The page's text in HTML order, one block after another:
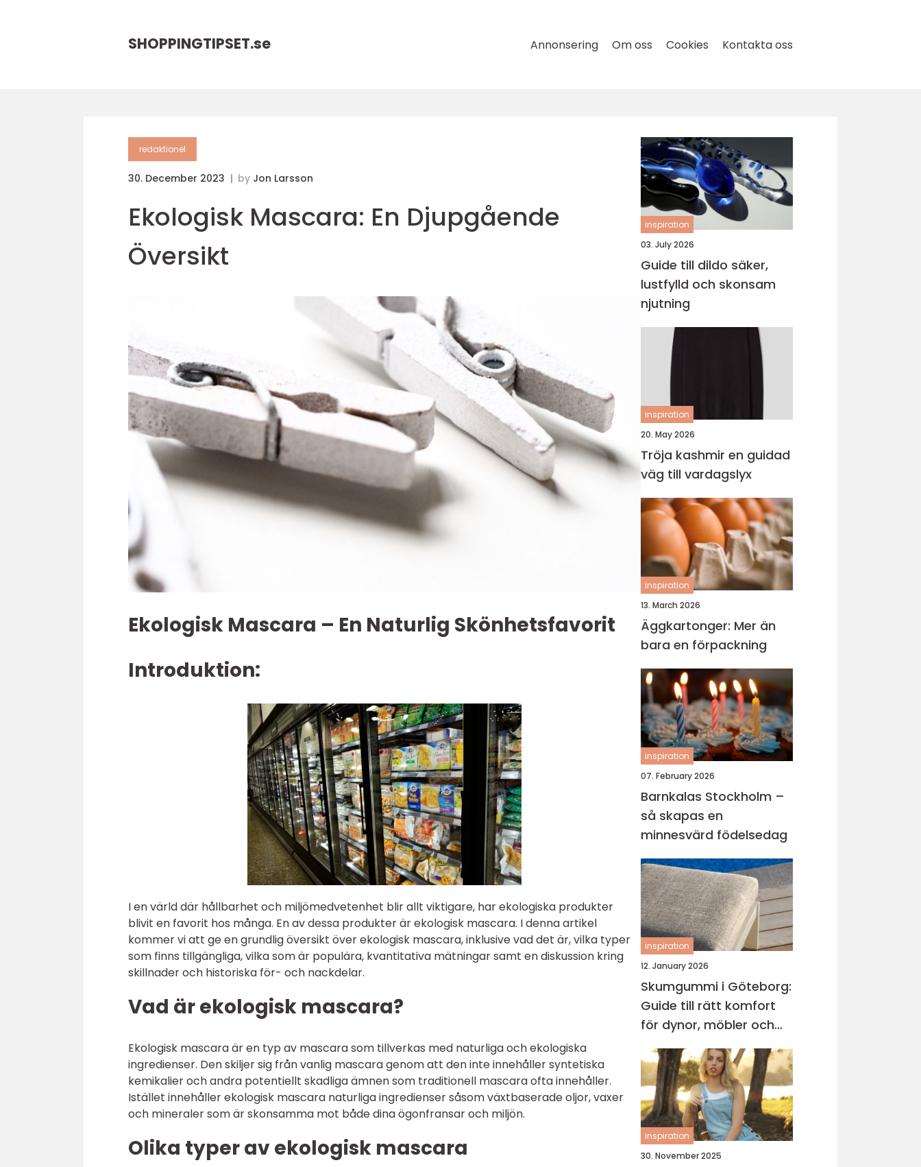
SHOPPINGTIPSET.se Annonsering Om oss Cookies Kontakta oss
redaktionel
30. December 2023 by Jon Larsson
Ekologisk Mascara: En Djupgående
Översikt
Ekologisk Mascara – En Naturlig Skönhetsfavorit
Introduktion:
I en värld där hållbarhet och miljömedvetenhet blir allt viktigare, har ekologiska produkter
blivit en favorit hos många. En av dessa produkter är ekologisk mascara. I denna artikel
kommer vi att ge en grundlig översikt över ekologisk mascara, inklusive vad det är, vilka typer
som finns tillgängliga, vilka som är populära, kvantitativa mätningar samt en diskussion kring
skillnader och historiska för- och nackdelar.
Vad är ekologisk mascara?
Ekologisk mascara är en typ av mascara som tillverkas med naturliga och ekologiska
ingredienser. Den skiljer sig från vanlig mascara genom att den inte innehåller syntetiska
kemikalier och andra potentiellt skadliga ämnen som traditionell mascara ofta innehåller.
Istället innehåller ekologisk mascara naturliga ingredienser såsom växtbaserade oljor, vaxer
och mineraler som är skonsamma mot både dina ögonfransar och miljön.
Olika typer av ekologisk mascara
inspiration
03. July 2026
Guide till dildo säker,
lustfylld och skonsam
njutning
inspiration
20. May 2026
Tröja kashmir en guidad
väg till vardagslyx
inspiration
13. March 2026
Äggkartonger: Mer än
bara en förpackning
inspiration
07. February 2026
Barnkalas Stockholm –
så skapas en
minnesvärd födelsedag
inspiration
12. January 2026
Skumgummi i Göteborg:
Guide till rätt komfort
för dynor, möbler och
båtliv
inspiration
30. November 2025